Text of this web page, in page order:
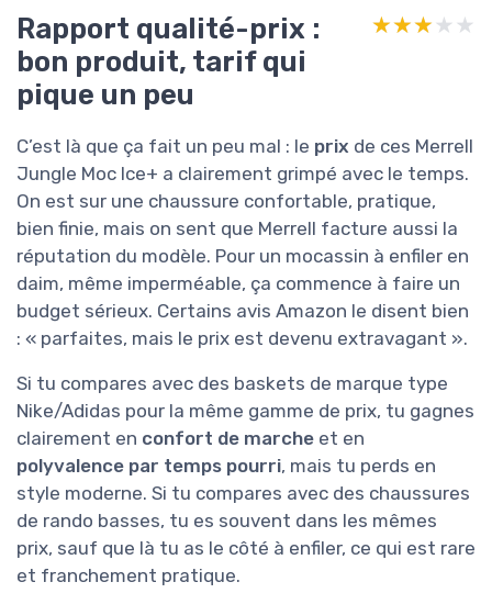
Rapport qualité-prix :
bon produit, tarif qui
pique un peu
★★★★★
★★★★★
C’est là que ça fait un peu mal : le prix de ces Merrell
Jungle Moc Ice+ a clairement grimpé avec le temps.
On est sur une chaussure confortable, pratique,
bien finie, mais on sent que Merrell facture aussi la
réputation du modèle. Pour un mocassin à enfiler en
daim, même imperméable, ça commence à faire un
budget sérieux. Certains avis Amazon le disent bien
: « parfaites, mais le prix est devenu extravagant ».
Si tu compares avec des baskets de marque type
Nike/Adidas pour la même gamme de prix, tu gagnes
clairement en confort de marche et en
polyvalence par temps pourri, mais tu perds en
style moderne. Si tu compares avec des chaussures
de rando basses, tu es souvent dans les mêmes
prix, sauf que là tu as le côté à enfiler, ce qui est rare
et franchement pratique.